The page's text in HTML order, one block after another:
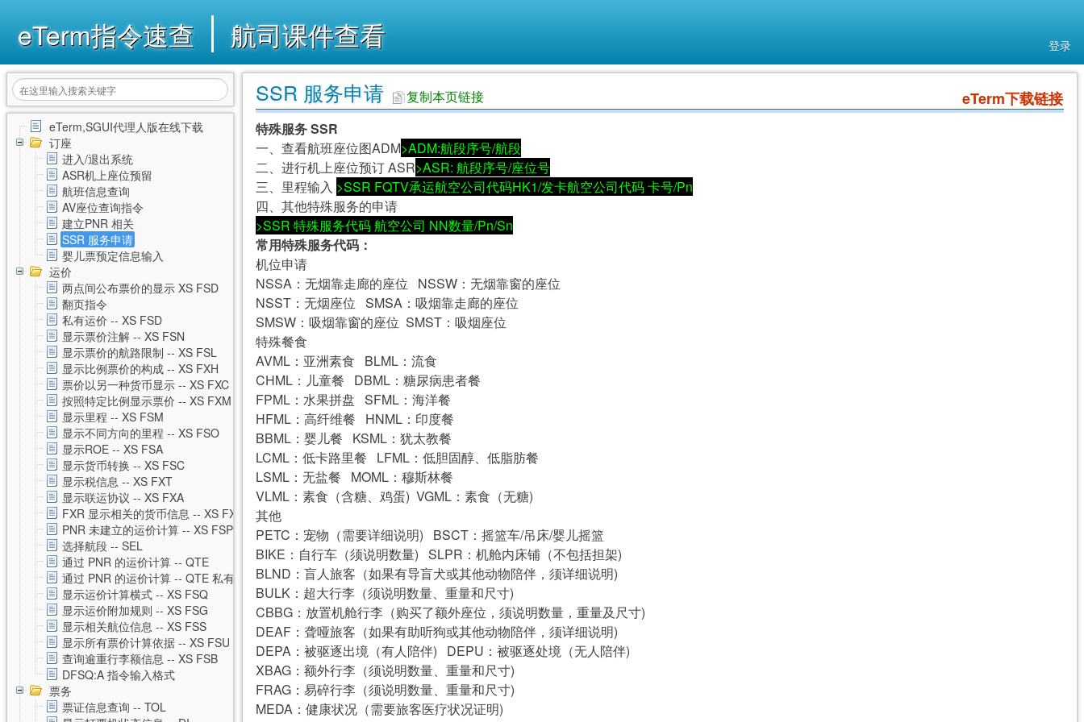
eTerm指令速查 航司课件查看 登录
eTerm,SGUI代理人版在线下载
订座
进入/退出系统
ASR机上座位预留
航班信息查询
AV座位查询指令
建立PNR 相关
SSR 服务申请
婴儿票预定信息输入
运价
两点间公布票价的显示 XS FSD
翻页指令
私有运价 -- XS FSD
显示票价注解 -- XS FSN
显示票价的航路限制 -- XS FSL
显示比例票价的构成 -- XS FXH
票价以另一种货币显示 -- XS FXC
按照特定比例显示票价 -- XS FXM
显示里程 -- XS FSM
显示不同方向的里程 -- XS FSO
显示ROE -- XS FSA
显示货币转换 -- XS FSC
显示税信息 -- XS FXT
显示联运协议 -- XS FXA
FXR 显示相关的货币信息 -- XS FXR
PNR 未建立的运价计算 -- XS FSP
选择航段 -- SEL
通过 PNR 的运价计算 -- QTE
通过 PNR 的运价计算 -- QTE 私有运价
显示运价计算横式 -- XS FSQ
显示运价附加规则 -- XS FSG
显示相关航位信息 -- XS FSS
显示所有票价计算依据 -- XS FSU
查询逾重行李额信息 -- XS FSB
DFSQ:A 指令输入格式
票务
票证信息查询 -- TOL
SSR 服务申请 复制本页链接 eTerm下载链接
特殊服务 SSR
一、查看航班座位图ADM>ADM:航段序号/航段
二、进行机上座位预订 ASR>ASR: 航段序号/座位号
三、里程输入 >SSR FQTV承运航空公司代码HK1/发卡航空公司代码 卡号/Pn
四、其他特殊服务的申请
>SSR 特殊服务代码 航空公司 NN数量/Pn/Sn
常用特殊服务代码：
机位申请
NSSA：无烟靠走廊的座位 NSSW：无烟靠窗的座位
NSST：无烟座位 SMSA：吸烟靠走廊的座位
SMSW：吸烟靠窗的座位 SMST：吸烟座位
特殊餐食
AVML：亚洲素食 BLML：流食
CHML：儿童餐 DBML：糖尿病患者餐
FPML：水果拼盘 SFML：海洋餐
HFML：高纤维餐 HNML：印度餐
BBML：婴儿餐 KSML：犹太教餐
LCML：低卡路里餐 LFML：低胆固醇、低脂肪餐
LSML：无盐餐 MOML：穆斯林餐
VLML：素食（含糖、鸡蛋) VGML：素食（无糖)
其他
PETC：宠物（需要详细说明) BSCT：摇篮车/吊床/婴儿摇篮
BIKE：自行车（须说明数量) SLPR：机舱内床铺（不包括担架)
BLND：盲人旅客（如果有导盲犬或其他动物陪伴，须详细说明)
BULK：超大行李（须说明数量、重量和尺寸)
CBBG：放置机舱行李（购买了额外座位，须说明数量，重量及尺寸)
DEAF：聋哑旅客（如果有助听狗或其他动物陪伴，须详细说明)
DEPA：被驱逐出境（有人陪伴) DEPU：被驱逐处境（无人陪伴)
XBAG：额外行李（须说明数量、重量和尺寸)
FRAG：易碎行李（须说明数量、重量和尺寸)
MEDA：健康状况（需要旅客医疗状况证明)